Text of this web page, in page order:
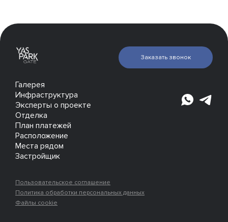
Галерея
Инфраструктура
Эксперты о проекте
Отделка
План платежей
Расположение
Места рядом
Застройщик
Заказать звонок
Пользовательское соглашение
Политика обработки персональных данных
Файлы cookie